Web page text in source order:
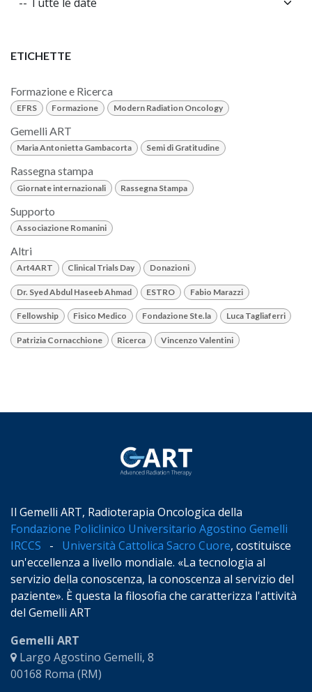
ETICHETTE
Formazione e Ricerca
EFRS Formazione Modern Radiation Oncology
Gemelli ART
Maria Antonietta Gambacorta Semi di Gratitudine
Rassegna stampa
Giornate internazionali Rassegna Stampa
Supporto
Associazione Romanini
Altri
Art4ART Clinical Trials Day Donazioni
Dr. Syed Abdul Haseeb Ahmad ESTRO Fabio Marazzi
Fellowship Fisico Medico Fondazione Ste.la Luca Tagliaferri
Patrizia Cornacchione Ricerca Vincenzo Valentini
Il Gemelli ART, Radioterapia Oncologica della
Fondazione Policlinico Universitario Agostino Gemelli
IRCCS - Università Cattolica Sacro Cuore, costituisce
un'eccellenza a livello mondiale. «La tecnologia al
servizio della conoscenza, la conoscenza al servizio del
paziente». È questa la filosofia che caratterizza l'attività
del Gemelli ART
Gemelli ART
Largo Agostino Gemelli, 8
00168 Roma (RM)